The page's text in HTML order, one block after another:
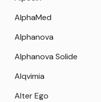
AlphaMed
Alphanova
Alphanova Solide
Alqvimia
Alter Ego